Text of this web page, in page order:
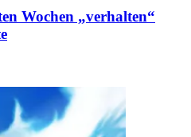
Wochen „verhalten“